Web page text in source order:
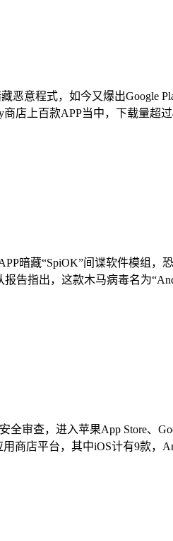
恶意程式，如今又爆出
店上百款APP当中，下载量超
暗藏“SpiOK”间谍软件模组
告指出，这款木马病毒名为
全审查，进入苹果App Store、
商店平台，其中iOS计有9款，